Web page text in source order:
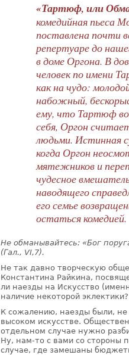
«Тартюф, или
комедийная пьеса
поставлена почти
репертуаре до
в доме Оргона. В
человек по имени
как на чудо:
набожный,
ему, что Тартюф
себя, Оргон
людьми. Истинная
когда Оргон
мятежников и
чудесное
наводящего
его семье
остаться комедией.
Не обманывайтесь: «Бог
(Гал., VI,7).
Не так давно творческую
Константина Райкина,
ли наезды на Искусство
наличие некоторой
К сожалению, наезды были, не
высоком искусстве.
отдельном случае нужно
Ну, нам-то с вами со стороны
случае, где замешаны